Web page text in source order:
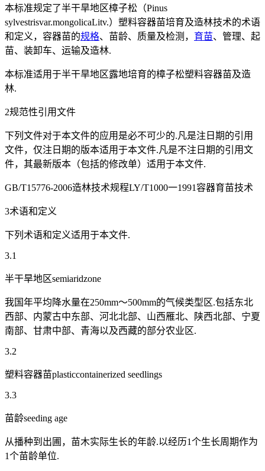
本标准规定了半干旱地区樟子松（Pinus
sylvestrisvar.mongolicaLitv.）塑料容器苗培育及造林技术的术语
和定义，容器苗的规格、苗龄、质量及检测， 育苗、管理、起
苗、装卸车、运输及造林.
本标准适用于半干旱地区露地培育的樟子松塑料容器苗及造
林.
2规范性引用文件
下列文件对于本文件的应用是必不可少的.凡是注日期的引用
文件，仅注日期的版本适用于本文件.凡是不注日期的引用文
件，其最新版本（包括的修改单）适用于本文件.
GB/T15776-2006造林技术规程LY/T1000一1991容器育苗技术
3术语和定义
下列术语和定义适用于本文件.
3.1
半干旱地区semiaridzone
我国年平均降水量在250mm～500mm的气候类型区.包括东北
西部、内蒙古中东部、河北北部、山西雁北、陕西北部、宁夏
南部、甘肃中部、青海以及西藏的部分农业区.
3.2
塑料容器苗plasticcontainerized seedlings
3.3
苗龄seeding age
从播种到出圃，苗木实际生长的年龄.以经历1个生长周期作为
1个苗龄单位.